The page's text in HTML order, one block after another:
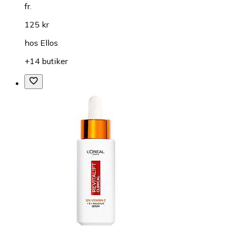
fr.
125 kr
hos Ellos
+14 butiker